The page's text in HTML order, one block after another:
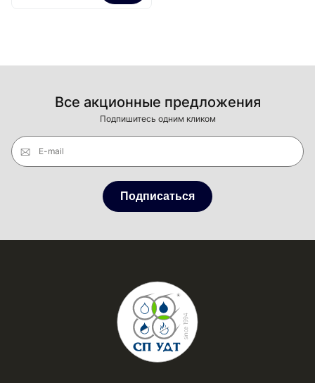
Все акционные предложения
Подпишитесь одним кликом
E-mail
Подписаться